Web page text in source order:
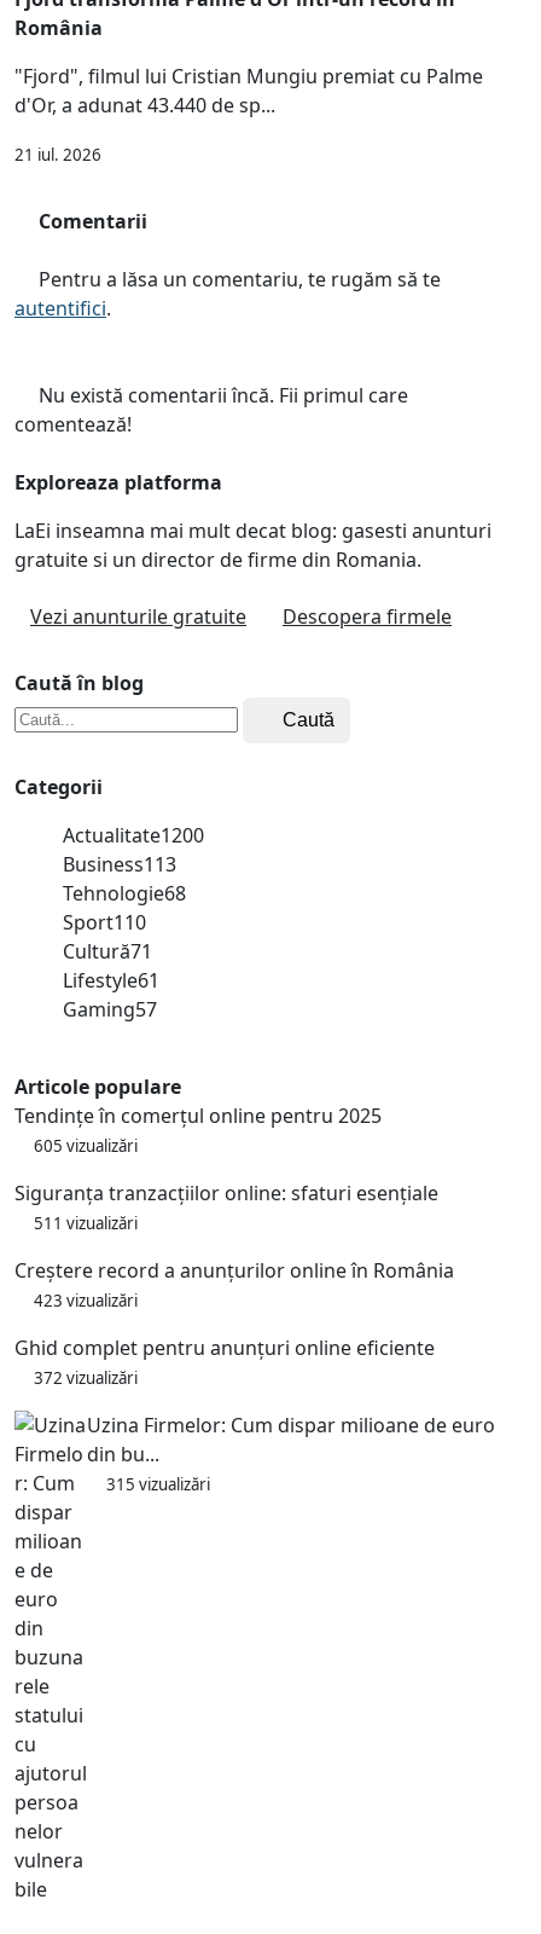
România
"Fjord", filmul lui Cristian Mungiu premiat cu Palme
d'Or, a adunat 43.440 de sp...
21 iul. 2026
Comentarii
Pentru a lăsa un comentariu, te rugăm să te
autentifici.
Nu există comentarii încă. Fii primul care
comentează!
Exploreaza platforma
LaEi inseamna mai mult decat blog: gasesti anunturi
gratuite si un director de firme din Romania.
Vezi anunturile gratuite Descopera firmele
Caută în blog
Caută
Categorii
Actualitate1200
Business113
Tehnologie68
Sport110
Cultură71
Lifestyle61
Gaming57
Articole populare
Tendințe în comerțul online pentru 2025
605 vizualizări
Siguranța tranzacțiilor online: sfaturi esențiale
511 vizualizări
Creștere record a anunțurilor online în România
423 vizualizări
Ghid complet pentru anunțuri online eficiente
372 vizualizări
Uzina Firmelor: Cum dispar milioane de euro
din bu...
315 vizualizări